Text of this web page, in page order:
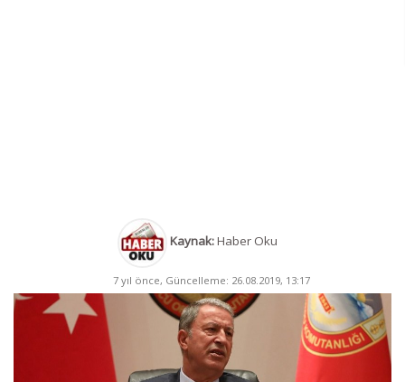
Kaynak:Haber Oku
7 yıl önce, Güncelleme: 26.08.2019, 13:17